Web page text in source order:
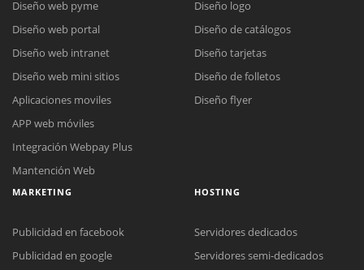
Diseño web pyme
Diseño web portal
Diseño web intranet
Diseño web mini sitios
Aplicaciones moviles
APP web móviles
Integración Webpay Plus
Mantención Web
Diseño logo
Diseño de catálogos
Diseño tarjetas
Diseño de folletos
Diseño flyer
MARKETING
Publicidad en facebook
Publicidad en google
HOSTING
Servidores dedicados
Servidores semi-dedicados